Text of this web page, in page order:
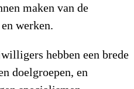
maken van de
werken.
hebben een brede
doelgroepen, en